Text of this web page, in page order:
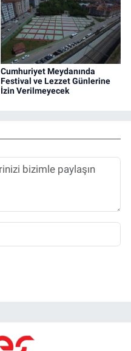
Cumhuriyet Meydanında
Festival ve Lezzet Günlerine
İzin Verilmeyecek